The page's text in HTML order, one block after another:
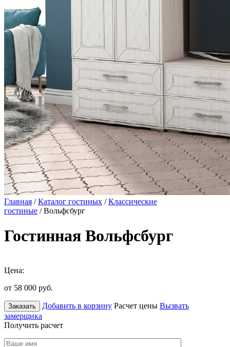
Главная /Каталог гостиных /Классические
гостиные / Вольфсбург
Гостинная Вольфсбург
Цена:
от 58 000 руб.
Заказать Добавить в корзину Расчет цены Вызвать
замерщика
Получить расчет